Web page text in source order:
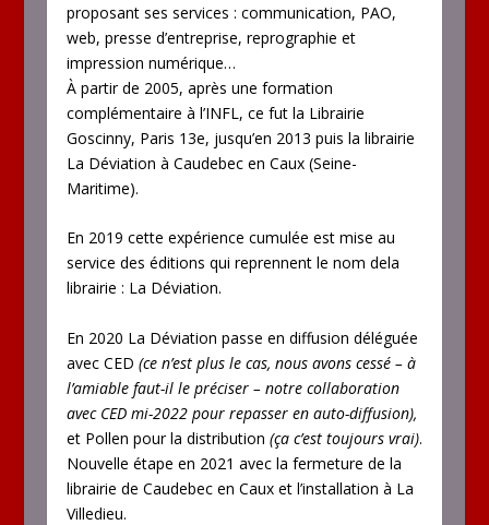
proposant ses services : communication, PAO,
web, presse d’entreprise, reprographie et
impression numérique…
À partir de 2005, après une formation
complémentaire à l’INFL, ce fut la Librairie
Goscinny, Paris 13e, jusqu’en 2013 puis la librairie
La Déviation à Caudebec en Caux (Seine-
Maritime).
En 2019 cette expérience cumulée est mise au
service des éditions qui reprennent le nom dela
librairie : La Déviation.
En 2020 La Déviation passe en diffusion déléguée
avec CED (ce n’est plus le cas, nous avons cessé – à
l’amiable faut-il le préciser – notre collaboration
avec CED mi-2022 pour repasser en auto-diffusion),
et Pollen pour la distribution (ça c’est toujours vrai).
Nouvelle étape en 2021 avec la fermeture de la
librairie de Caudebec en Caux et l’installation à La
Villedieu.